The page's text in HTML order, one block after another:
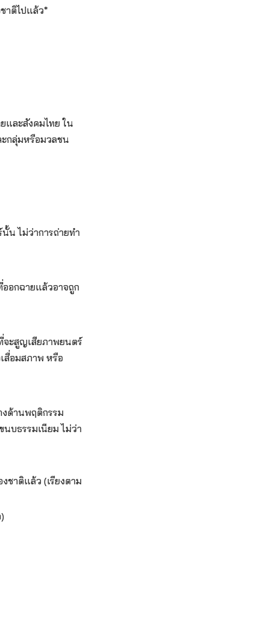
าติไปแล้ว*
และสังคมไทย ใน
กลุ่มหรือมวลชน
น ไม่ว่าการถ่ายทำ
อกฉายแล้วอาจถูก
จะสูญเสียภาพยนตร์
สื่อมสภาพ หรือ
งด้านพฤติกรรม
บธรรมเนียม ไม่ว่า
ชาติแล้ว (เรียงตาม